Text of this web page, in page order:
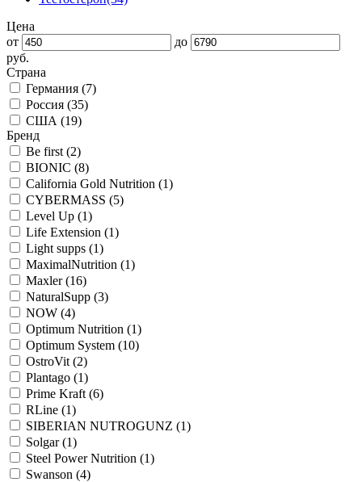
Цена
от
до
руб.
Страна
Германия (7)
Россия (35)
США (19)
Бренд
Be first (2)
BIONIC (8)
California Gold Nutrition (1)
CYBERMASS (5)
Level Up (1)
Life Extension (1)
Light supps (1)
MaximalNutrition (1)
Maxler (16)
NaturalSupp (3)
NOW (4)
Optimum Nutrition (1)
Optimum System (10)
OstroVit (2)
Plantago (1)
Prime Kraft (6)
RLine (1)
SIBERIAN NUTROGUNZ (1)
Solgar (1)
Steel Power Nutrition (1)
Swanson (4)